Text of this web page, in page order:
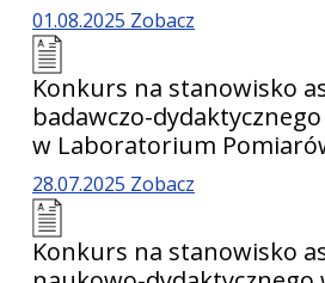
01.08.2025 Zobacz
Konkurs na stanowisko
badawczo-dydaktycznego
w Laboratorium
28.07.2025 Zobacz
Konkurs na stanowisko